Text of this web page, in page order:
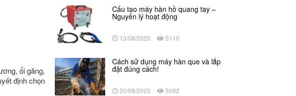
ổi găng,
định chọn
Cấu tạo máy hàn hồ quang tay –
Nguyên lý hoạt động
13/08/2020 5110
Cách sử dụng máy hàn que và lắp
đặt đúng cách!
20/08/2020 5092